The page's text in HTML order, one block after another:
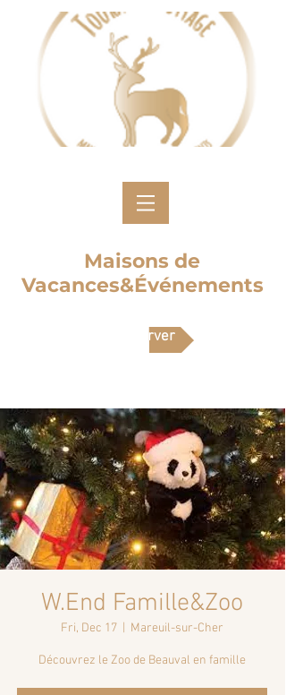
Maisons de
Vacances&Événements
Réserver
W.End Famille&Zoo
Fri, Dec 17 Mareuil-sur-Cher
Découvrez le Zoo de Beauval en famille